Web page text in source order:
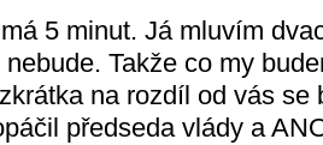
5 minut. Já mluvím
Takže co my
na rozdíl od vás se
předseda vlády a